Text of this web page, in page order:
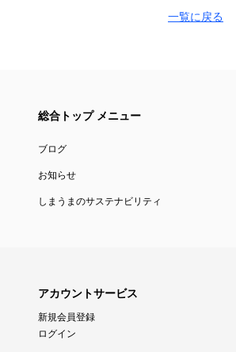
一覧に戻る
総合トップ メニュー
ブログ
お知らせ
しまうまのサステナビリティ
アカウントサービス
新規会員登録
ログイン